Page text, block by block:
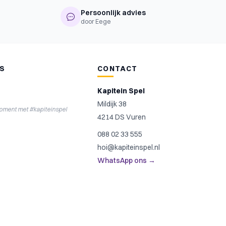
Persoonlijk advies
door Eege
met #kapiteinspel
CONTACT
Kapitein Spel
Mildijk 38
4214 DS Vuren
088 02 33 555
hoi@kapiteinspel.nl
WhatsApp ons →